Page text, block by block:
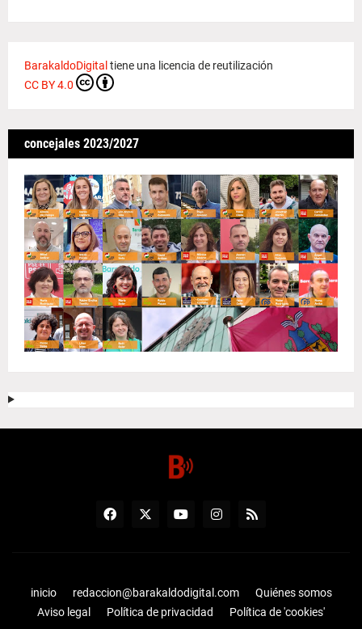
BarakaldoDigital tiene una licencia de reutilización
CC BY 4.0
concejales 2023/2027
inicio redaccion@barakaldodigital.com
Quiénes somos
Aviso legal
Política de privacidad Política de 'cookies'